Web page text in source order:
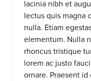
lacinia nibh et
lectus quis magna
nulla. Etiam
elementum. Nulla
rhoncus tristique
lorem ac justo
ornare. Praesent